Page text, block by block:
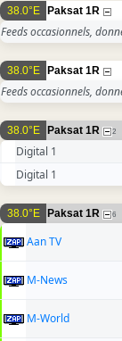
38.0°E Paksat 1R
Feeds occasionnels,
38.0°E Paksat 1R
Feeds occasionnels,
38.0°E Paksat 1R 2
Digital 1
Digital 1
38.0°E Paksat 1R 6
Aan TV
M-News
M-World